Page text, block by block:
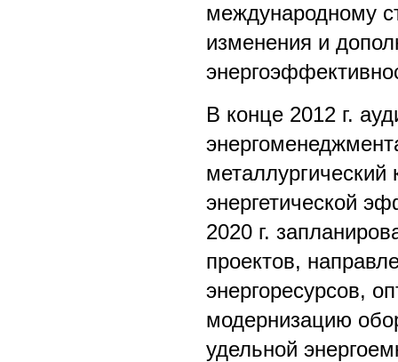
международному
изменения и
В конце 2012 г.
энергетической
2020 г.
проектов,
энергоресурсов,
модернизацию
удельной